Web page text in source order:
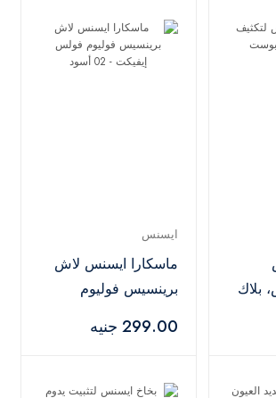
بلاك
ايسنس
ماسكارا ايسنس لاش
برينسيس فوليوم
أسود
299.00 جنيه